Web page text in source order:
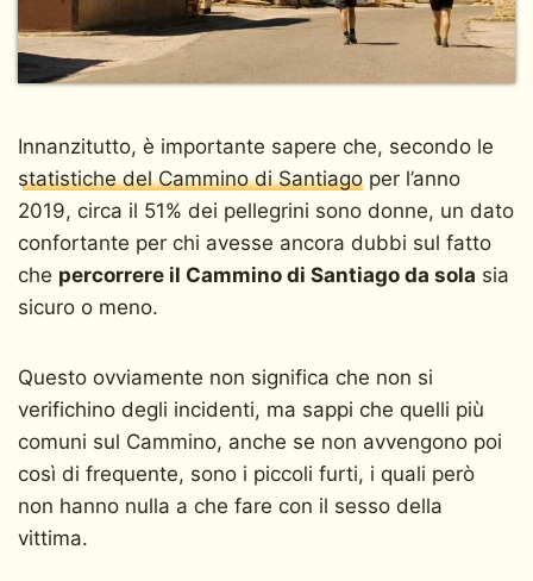
Innanzitutto, è importante sapere che, secondo le
statistiche del Cammino di Santiagoper l’anno
2019, circa il 51% dei pellegrini sono donne, un dato
confortante per chi avesse ancora dubbi sul fatto
che percorrere il Cammino di Santiago da sola sia
sicuro o meno.
Questo ovviamente non significa che non si
verifichino degli incidenti, ma sappi che quelli più
comuni sul Cammino, anche se non avvengono poi
così di frequente, sono i piccoli furti, i quali però
non hanno nulla a che fare con il sesso della
vittima.